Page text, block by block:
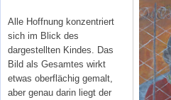
Alle Hoffnung konzentriert
sich im Blick des
dargestellten Kindes. Das
Bild als Gesamtes wirkt
etwas oberflächig gemalt,
aber genau darin liegt der